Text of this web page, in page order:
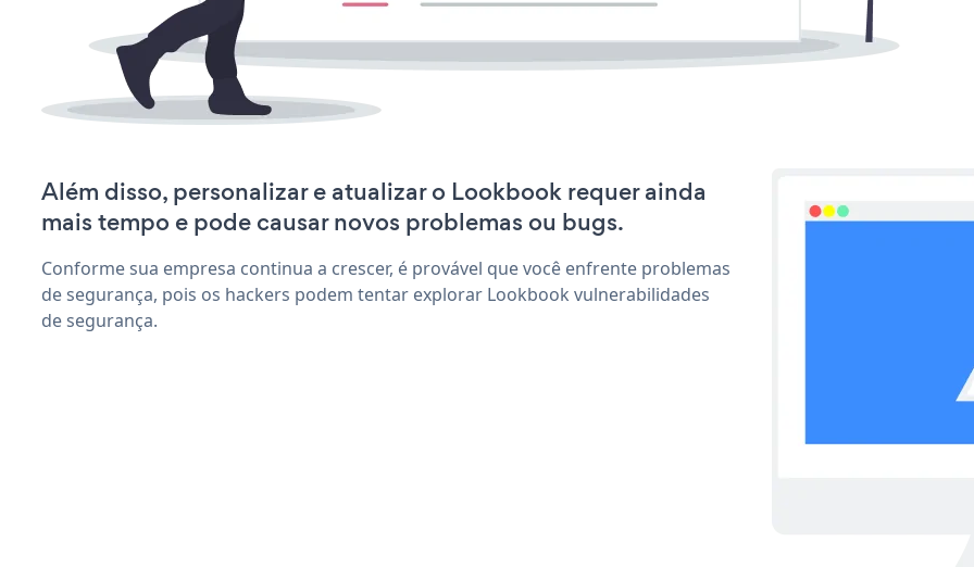
Além disso, personalizar e atualizar o Lookbook requer ainda
mais tempo e pode causar novos problemas ou bugs.
Conforme sua empresa continua a crescer, é provável que você enfrente problemas
de segurança, pois os hackers podem tentar explorar Lookbook vulnerabilidades
de segurança.